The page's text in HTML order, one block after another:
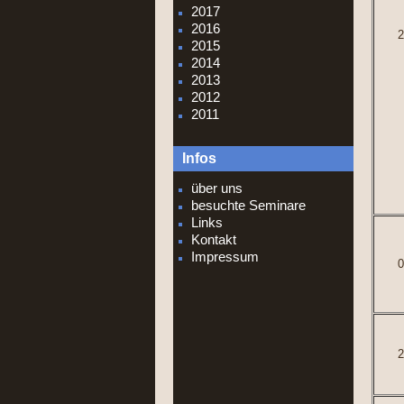
2017
2016
2015
2014
2013
2012
2011
Infos
über uns
besuchte Seminare
Links
Kontakt
Impressum